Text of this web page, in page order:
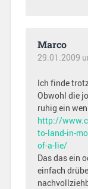
Marco
29.01.2009
Ich finde
Obwohl die
ruhig ein
http://
to-land-in-
of-a-lie/
Das das ein
einfach